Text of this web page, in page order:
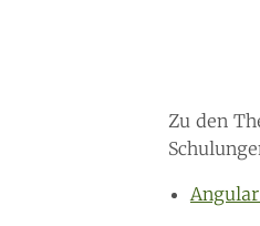
Zu den